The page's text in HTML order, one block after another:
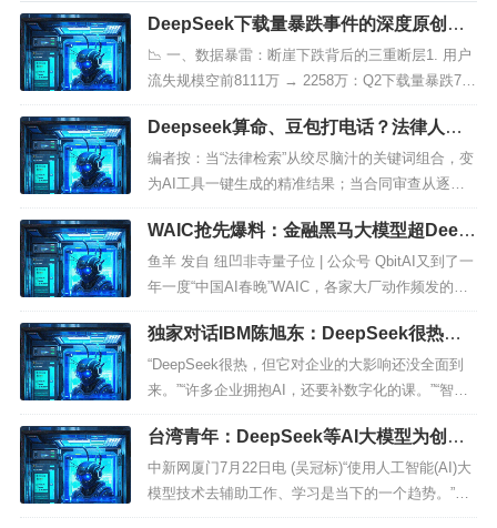
DeepSeek下载量暴跌事件的深度原创分
析
📉 一、数据暴雷：断崖下跌背后的三重断层1. 用户
流失规模空前8111万 → 2258万：Q2下载量暴跌72.
2%，相当于单月减少 5852万 潜在用户；MAU下滑
连锁反应：灵犀（-16%）、通义（-...
Deepseek算命、豆包打电话？法律人的A
I工具应用指南
编者按：当“法律检索”从绞尽脑汁的关键词组合，变
为AI工具一键生成的精准结果；当合同审查从逐字
逐句的人工核对，升级为智能系统的风险预警——A
I技术正深刻重塑法律人的工作与学习方式。本文聚
焦法律领域AI...
WAIC抢先爆料：金融黑马大模型超Deep
Seek刷新SOTA，论文已上线
鱼羊 发自 纽凹非寺量子位 | 公众号 QbitAI又到了一
年一度“中国AI春晚”WAIC，各家大厂动作频发的时
候。今年会有哪些看点？你别说，我们还真在扒论
文的过程中，发现了一些热乎线索。比如蚂蚁数
科...
独家对话IBM陈旭东：DeepSeek很热，
但影响尚未全面到来！ | 科创100人
“DeepSeek很热，但它对企业的大影响还没全面到
来。”“许多企业拥抱AI，还要补数字化的课。”“智能
体归根结底是一个软件，规模化应用要有信息化基
础”“所有企业都应该开发知识库和智能问答系统，这
个投...
台湾青年：DeepSeek等AI大模型为创业
创新添活力
中新网厦门7月22日电 (吴冠标)“使用人工智能(AI)大
模型技术去辅助工作、学习是当下的一个趋势。”来
自台湾高雄的自媒体从业者文文22日在厦门市说，D